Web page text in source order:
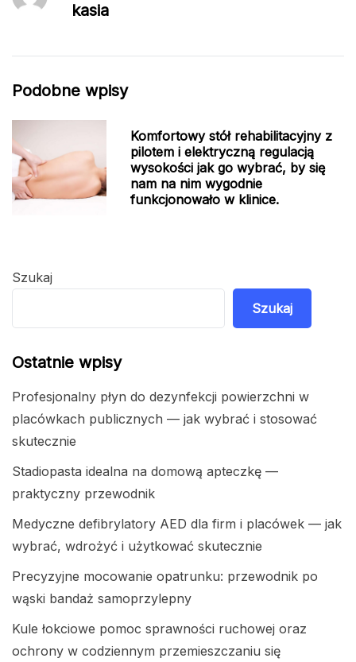
kasia
Podobne wpisy
Komfortowy stół rehabilitacyjny z
pilotem i elektryczną regulacją
wysokości jak go wybrać, by się
nam na nim wygodnie
funkcjonowało w klinice.
Szukaj
Szukaj
Ostatnie wpisy
Profesjonalny płyn do dezynfekcji powierzchni w
placówkach publicznych — jak wybrać i stosować
skutecznie
Stadiopasta idealna na domową apteczkę —
praktyczny przewodnik
Medyczne defibrylatory AED dla firm i placówek — jak
wybrać, wdrożyć i użytkować skutecznie
Precyzyjne mocowanie opatrunku: przewodnik po
wąski bandaż samoprzylepny
Kule łokciowe pomoc sprawności ruchowej oraz
ochrony w codziennym przemieszczaniu się